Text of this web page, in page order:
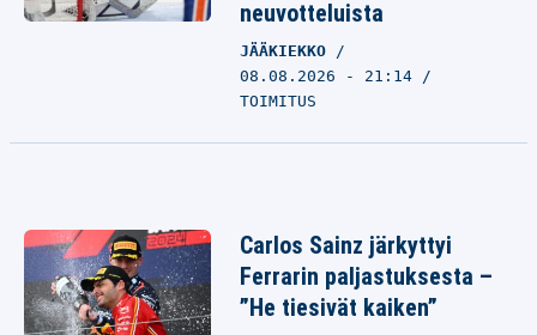
neuvotteluista
JÄÄKIEKKO
08.08.2026 - 21:14
TOIMITUS
Carlos Sainz järkyttyi
Ferrarin paljastuksesta –
”He tiesivät kaiken”